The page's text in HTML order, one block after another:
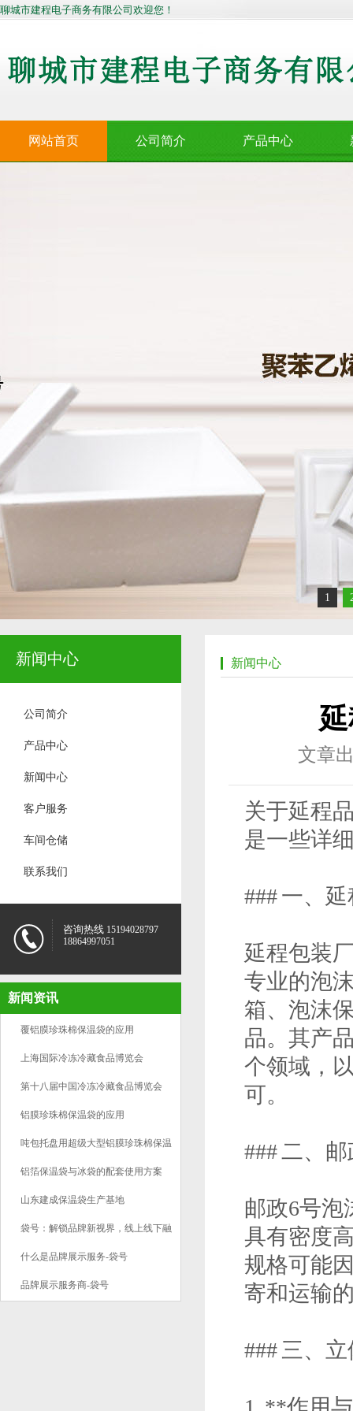
聊城市建程电子商务有限公司欢迎您！
网站首页 公司简介 产品中心
1
新闻中心
公司简介
产品中心
新闻中心
客户服务
车间仓储
联系我们
咨询热线 15194028797
18864997051
新闻资讯
覆铝膜珍珠棉保温袋的应用
上海国际冷冻冷藏食品博览会
第十八届中国冷冻冷藏食品博览会
铝膜珍珠棉保温袋的应用
吨包托盘用超级大型铝膜珍珠棉保温
袋应用
铝箔保温袋与冰袋的配套使用方案
山东建成保温袋生产基地
袋号：解锁品牌新视界，线上线下融
合的全域展示新纪元
什么是品牌展示服务-袋号
品牌展示服务商-袋号
新闻中心
文章
关于延程
是一些详
### 一、
延程包装
专业的泡
箱、泡沫
品。其产
个领域，
可。
### 二、
邮政6号泡
具有密度
规格可能
寄和运输
### 三、